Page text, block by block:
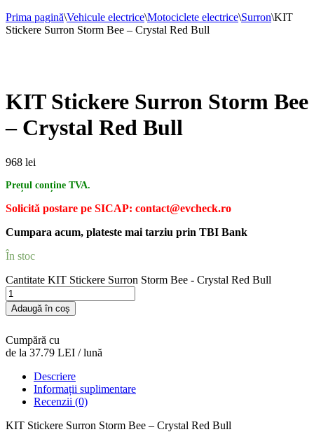
Prima pagină\Vehicule electrice\Motociclete electrice\Surron\KIT
Stickere Surron Storm Bee – Crystal Red Bull
KIT Stickere Surron Storm Bee
– Crystal Red Bull
968 lei
Prețul conține TVA.
Solicită postare pe SICAP: contact@evcheck.ro
Cumpara acum, plateste mai tarziu prin TBI Bank
În stoc
Cantitate KIT Stickere Surron Storm Bee - Crystal Red Bull
Adaugă în coș
Cumpără cu
de la 37.79 LEI / lună
Descriere
Informații suplimentare
Recenzii (0)
KIT Stickere Surron Storm Bee – Crystal Red Bull